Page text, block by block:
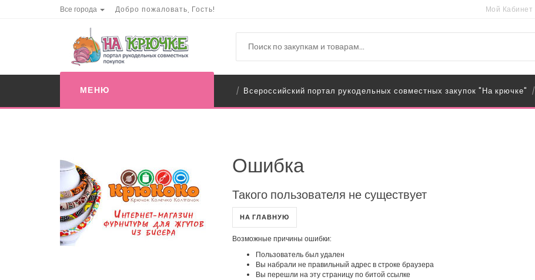
Все города Добро пожаловать, Гость! Мой Кабинет
МЕНЮ / Всероссийский портал рукодельных совместных закупок "На крючке" /
Ошибка
Такого пользователя не существует
НА ГЛАВНУЮ
Возможные причины ошибки:
Пользователь был удален
Вы набрали не правильный адрес в строке браузера
Вы перешли на эту страницу по битой ссылке